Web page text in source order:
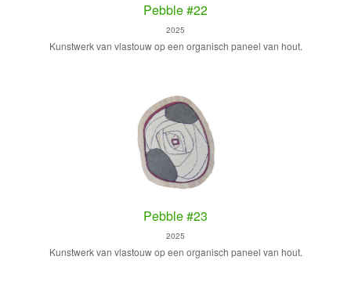
Pebble #22
2025
Kunstwerk van vlastouw op een organisch paneel van hout.
Pebble #23
2025
Kunstwerk van vlastouw op een organisch paneel van hout.